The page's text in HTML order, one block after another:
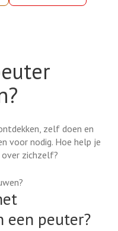
zelf doen en
voor nodig. Hoe help je
zichzelf?
peuter?